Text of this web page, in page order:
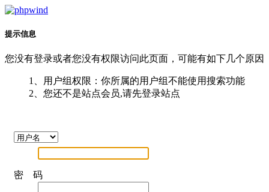
提示信息
您没有登录或者您没有权限访问此页面，可能有如下几个原因
1、用户组权限：你所属的用户组不能使用搜索功能
2、您还不是站点会员,请先登录站点
密 码